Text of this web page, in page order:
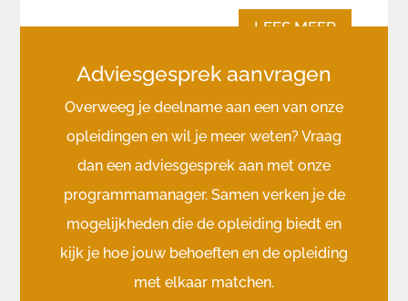
LEES MEER
Adviesgesprek aanvragen
Overweeg je deelname aan een van onze
opleidingen en wil je meer weten? Vraag
dan een adviesgesprek aan met onze
programmamanager. Samen verken je de
mogelijkheden die de opleiding biedt en
kijk je hoe jouw behoeften en de opleiding
met elkaar matchen.